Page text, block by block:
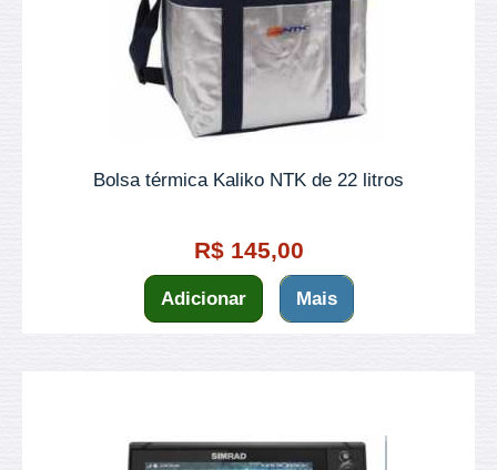
Bolsa térmica Kaliko NTK de 22 litros
R$ 145,00
Adicionar Mais